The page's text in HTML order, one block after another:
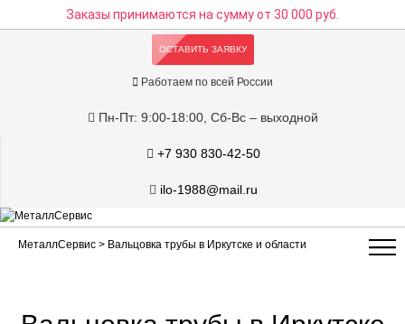
Заказы принимаются на суммуот 30 000 руб.
ОСТАВИТЬ ЗАЯВКУ
Работаем по всей России
Пн-Пт: 9:00-18:00, Сб-Вс – выходной
+7 930 830-42-50
ilo-1988@mail.ru
МеталлСервис > Вальцовка трубы в Иркутске и области